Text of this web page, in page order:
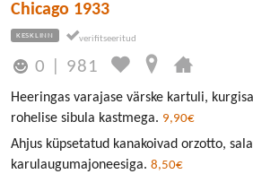
Chicago 1933
KESKLINN
0 981
Heeringas varajase värske kartuli,
rohelise sibula kastmega. 9,90€
Ahjus küpsetatud kanakoivad orzotto,
karulaugumajoneesiga. 8,50€